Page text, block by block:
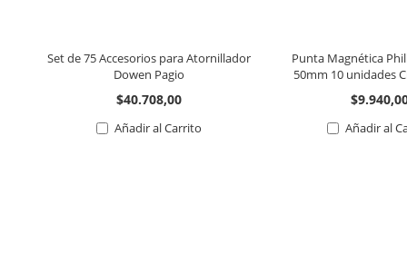
Set de 75 Accesorios para Atornillador
Dowen Pagio
$40.708,00
Añadir al Carrito
Punta Magnética
50mm 10 unidades
Añadir al